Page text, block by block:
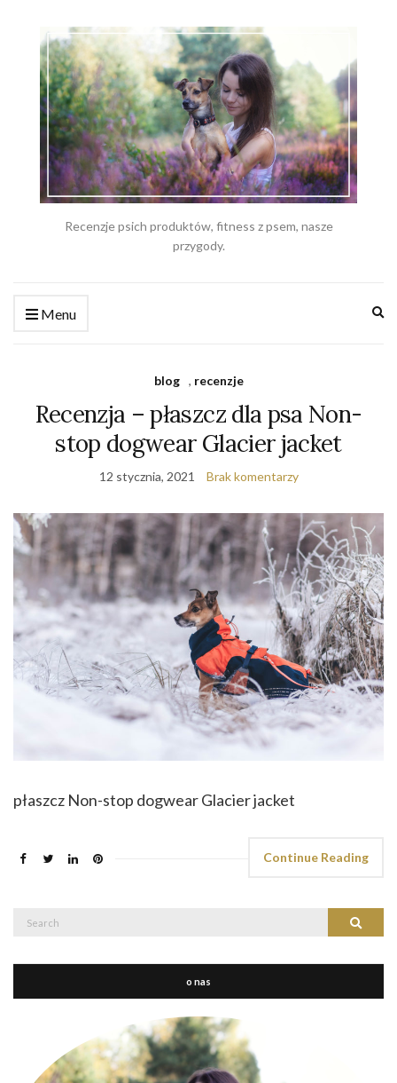
Recenzje psich produktów, fitness z psem, nasze
przygody.
Menu
blog , recenzje
Recenzja – płaszcz dla psa Non-
stop dogwear Glacier jacket
12 stycznia, 2021 Brak komentarzy
płaszcz Non-stop dogwear Glacier jacket
Continue Reading
Search
o nas